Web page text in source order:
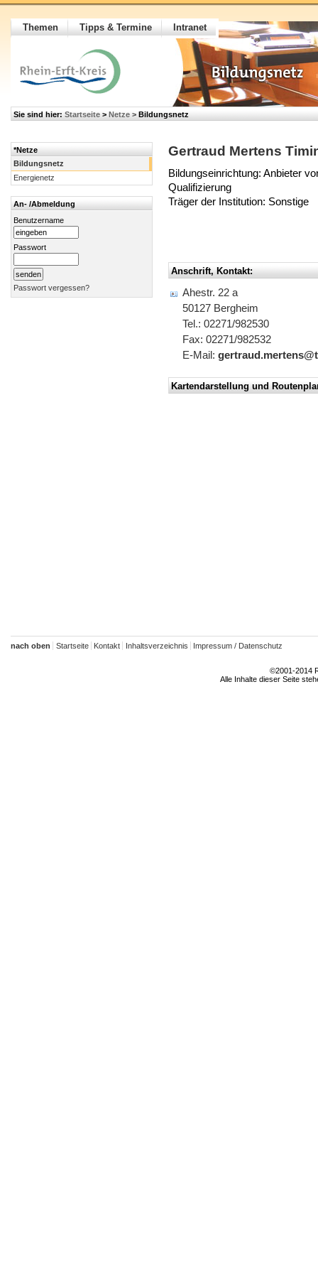
Themen Tipps & Termine Intranet
Sie sind hier:Startseite > Netze > Bildungsnetz
Gertraud Mertens
Bildungseinrichtung: Anbieter
Qualifizierung
Träger der Institution: Sonstige
Anschrift, Kontakt:
Ahestr. 22 a
50127 Bergheim
Tel.: 02271/982530
Fax: 02271/982532
E-Mail:
Kartendarstellung und
*Netze
Bildungsnetz
Energienetz
An- /Abmeldung
Benutzername
Passwort
Passwort vergessen?
nach oben Startseite Kontakt Inhaltsverzeichnis Impressum / Datenschutz
©2001-2014
Alle Inhalte dieser Seite